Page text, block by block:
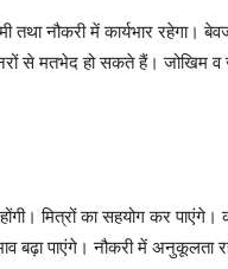
तथा नौकरी में कार्यभार रहेगा।
से मतभेद हो सकते हैं। जोखिम
मित्रों का सहयोग कर पाएंगे।
बढ़ा पाएंगे। नौकरी में अनुकूलता